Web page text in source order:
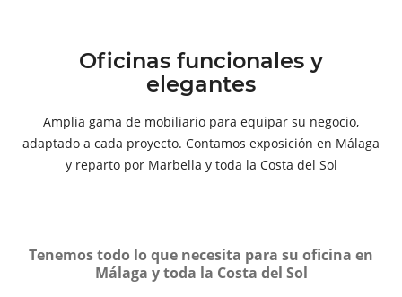
Oficinas funcionales y
elegantes
Amplia gama de mobiliario para equipar su negocio,
adaptado a cada proyecto. Contamos exposición en Málaga
y reparto por Marbella y toda la Costa del Sol
Tenemos todo lo que necesita para su oficina en
Málaga y toda la Costa del Sol